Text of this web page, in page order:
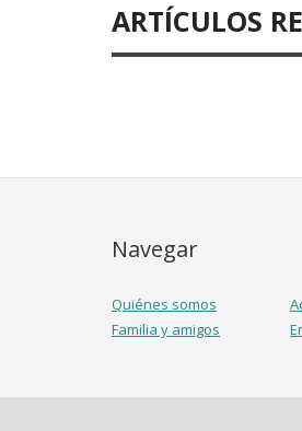
ARTÍCULOS
Navegar
Quiénes somos
Familia y amigos